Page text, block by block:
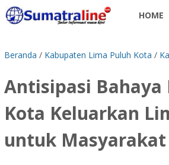
HOME
Beranda / Kabupaten Lima Puluh Kota /
Antisipasi Bahaya
Kota Keluarkan
untuk Masyarakat